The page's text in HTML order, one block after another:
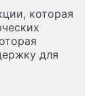
которая
для